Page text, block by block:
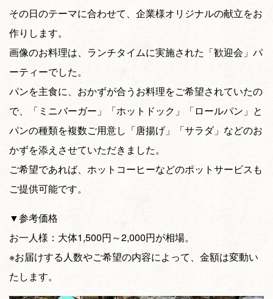
その日のテーマに合わせて、企業様オリジナルの献立をお
作りします。
画像のお料理は、ランチタイムに実施された「歓迎会」パ
ーティーでした。
パンを主食に、おかずが合うお料理をご希望されていたの
で、「ミニバーガー」「ホットドック」「ロールパン」と
パンの種類を複数ご用意し「唐揚げ」「サラダ」などのお
かずを添えさせていただきました。
ご希望であれば、ホットコーヒーなどのポットサービスも
ご提供可能です。
▼参考価格
お一人様：大体1,500円～2,000円が相場。
※お届けする人数やご希望の内容によって、金額は変動い
たします。